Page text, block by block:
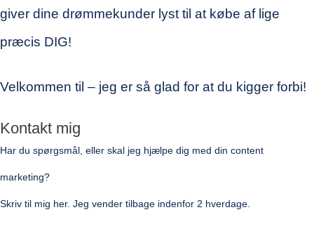
giver dine drømmekunder lyst til at købe af lige
præcis DIG!
Velkommen til – jeg er så glad for at du kigger forbi!
Kontakt mig
Har du spørgsmål, eller skal jeg hjælpe dig med din content
marketing?
Skriv til mig her. Jeg vender tilbage indenfor 2 hverdage.